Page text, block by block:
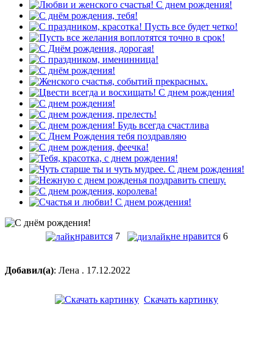
нравится 7 не нравится 6
Добавил(а): Лена . 17.12.2022
Скачать картинку